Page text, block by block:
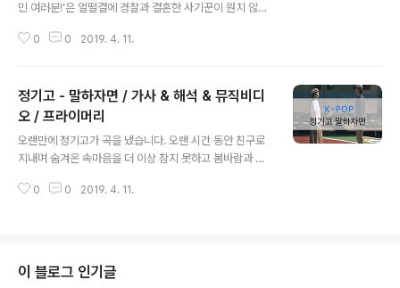
민 여러분!’은 얼떨결에 경찰과 결혼한 사기꾼이 원치 않는
죄극입니다. 재미있는 사운드와 다채로운 밴드 연주로 구
에 맴도는 중독성 강한 드라마 ‘국민 여러분!’의 메인 테마
입니다. 출처: 네이버 처음에 ... 이건 뭐지 했는데... 정형돈
의 개성적인 목소리.. 이~것 참 야단 났다야~ 심쿵 심쿵..
뭔가 ... 중독적인... 여러분도 한번 들어보세요 출처: 네이버
러분! (Huh!) 이것 참 야단났다야 이것 참 야단났다야 인
0 0 2019. 4. 11.
정기고 - 말하자면 / 가사 & 해석 & 뮤직비디
오 / 프라이머리
오랜만에 정기고가 곡을 냈습니다. 오랜 시간 동안 친구로
지내며 숨겨온 속마음을 더 이상 참지 못하고 봄바람과 술
정기고와 함께 AOMG의 여성 보컬리스트 후디(Hoody)
던 감정도 생기지 않을까 싶네요 출처: 네이버 작사 정기고
(Junggigo) 작곡 프라이머리, 정기고(Junggigo) 편곡
0 0 2019. 4. 11.
이 블로그 인기글